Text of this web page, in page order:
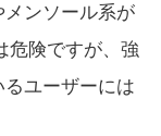
ンソール系が
危険ですが、強
ユーザーには